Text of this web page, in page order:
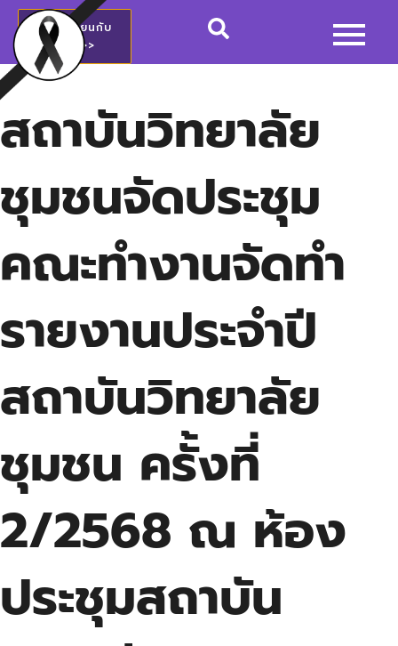
สมัครเรียนกับ
วชช.>>
สถาบันวิทยาลัย
ชุมชนจัดประชุม
คณะทำงานจัดทำ
รายงานประจำปี
สถาบันวิทยาลัย
ชุมชน ครั้งที่
2/2568 ณ ห้อง
ประชุมสถาบัน